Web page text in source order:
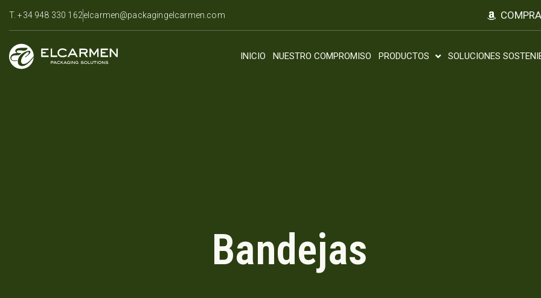
T. +34 948 330 162elcarmen@packagingelcarmen.com
INICIO NUESTRO COMPROMISO PRODUCTOS SOLUCIONES
Bandejas